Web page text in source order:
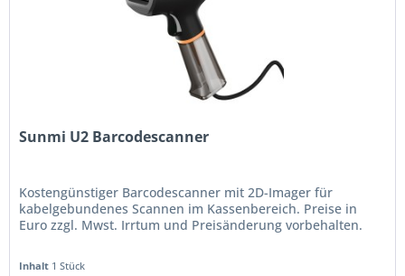
Sunmi U2 Barcodescanner
Kostengünstiger Barcodescanner mit 2D-Imager für
kabelgebundenes Scannen im Kassenbereich. Preise in
Euro zzgl. Mwst. Irrtum und Preisänderung vorbehalten.
Inhalt 1 Stück